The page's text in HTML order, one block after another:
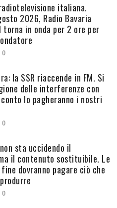
italiana.
2026, Radio Bavaria
in onda per 2 ore per
0
la SSR riaccende in FM. Si
delle interferenze con
lo pagheranno i nostri
0
sta uccidendo il
il contenuto sostituibile. Le
dovranno pagare ciò che
0